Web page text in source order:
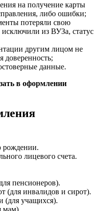
на получение карты
либо ошибки;
потеряли свою
из ВУЗа, статус
другим лицом не
доверенность;
данные.
в оформлении
рождении.
лицевого счета.
пенсионеров).
(для инвалидов и сирот).
(для учащихся).
мам).